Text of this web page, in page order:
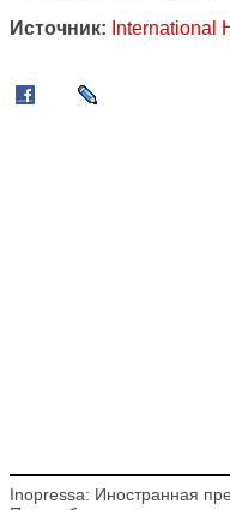
Источник: International
Inopressa: Иностранная